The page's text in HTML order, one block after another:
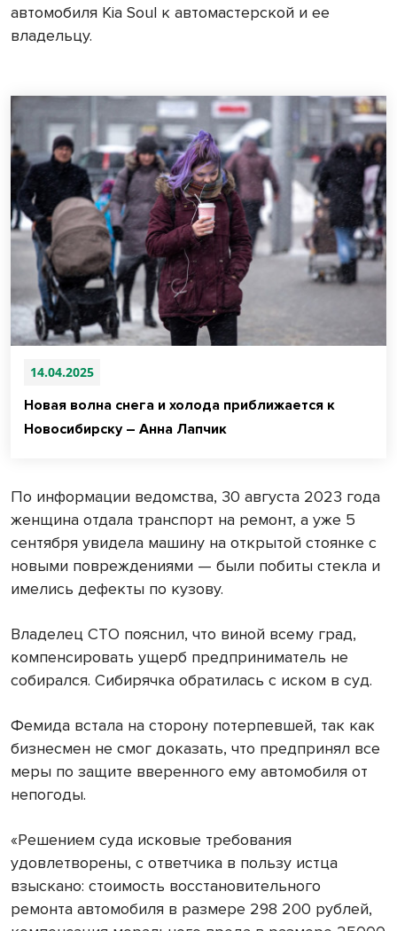
автомобиля Kia Soul к автомастерской и ее
владельцу.
14.04.2025
Новая волна снега и холода приближается к
Новосибирску – Анна Лапчик
По информации ведомства, 30 августа 2023 года
женщина отдала транспорт на ремонт, а уже 5
сентября увидела машину на открытой стоянке с
новыми повреждениями — были побиты стекла и
имелись дефекты по кузову.
Владелец СТО пояснил, что виной всему град,
компенсировать ущерб предприниматель не
собирался. Сибирячка обратилась с иском в суд.
Фемида встала на сторону потерпевшей, так как
бизнесмен не смог доказать, что предпринял все
меры по защите вверенного ему автомобиля от
непогоды.
«Решением суда исковые требования
удовлетворены, с ответчика в пользу истца
взыскано: стоимость восстановительного
ремонта автомобиля в размере 298 200 рублей,